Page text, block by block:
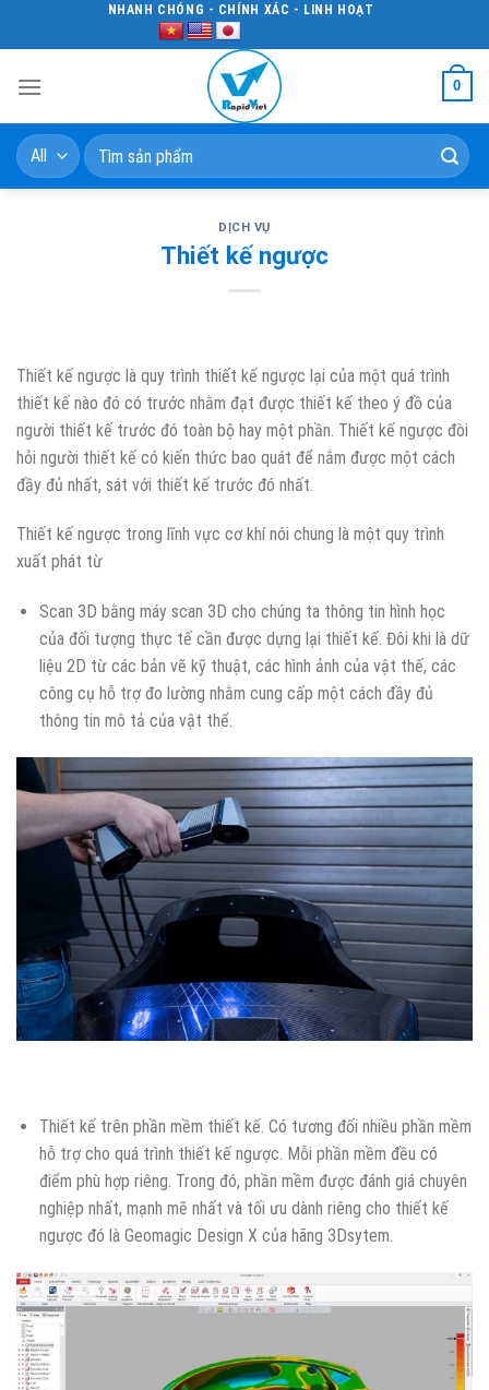
NHANH CHÓNG - CHÍNH XÁC - LINH HOẠT
0
Tìm
kiếm:
DỊCH VỤ
Thiết kế ngược
Thiết kế ngược là quy trình thiết kế ngược lại của một quá trình
thiết kế nào đó có trước nhằm đạt được thiết kế theo ý đồ của
người thiết kế trước đó toàn bộ hay một phần. Thiết kế ngược đòi
hỏi người thiết kế có kiến thức bao quát để nắm được một cách
đầy đủ nhất, sát với thiết kế trước đó nhất.
Thiết kế ngược trong lĩnh vực cơ khí nói chung là một quy trình
xuất phát từ
Scan 3D bằng máy scan 3D cho chúng ta thông tin hình học
của đối tượng thực tế cần được dựng lại thiết kế. Đôi khi là dữ
liệu 2D từ các bản vẽ kỹ thuật, các hình ảnh của vật thế, các
công cụ hỗ trợ đo lường nhằm cung cấp một cách đầy đủ
thông tin mô tả của vật thể.
Thiết kế trên phần mềm thiết kế. Có tương đối nhiều phần mềm
hỗ trợ cho quá trình thiết kế ngược. Mỗi phần mềm đều có
điểm phù hợp riêng. Trong đó, phần mềm được đánh giá chuyên
nghiệp nhất, mạnh mẽ nhất và tối ưu dành riêng cho thiết kế
ngược đó là Geomagic Design X của hãng 3Dsytem.